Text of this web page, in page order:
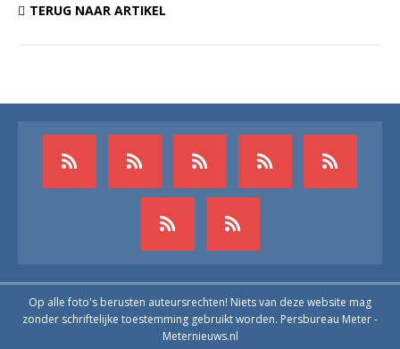
TERUG NAAR ARTIKEL
Op alle foto's berusten auteursrechten! Niets van deze website mag
zonder schriftelijke toestemming gebruikt worden. Persbureau Meter -
Meternieuws.nl